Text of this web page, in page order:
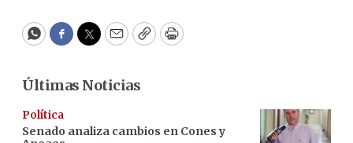
WhatsApp
Facebook
Twitter
EmailCopyPrint
Últimas Noticias
Política
Senado analiza cambios en Cones y